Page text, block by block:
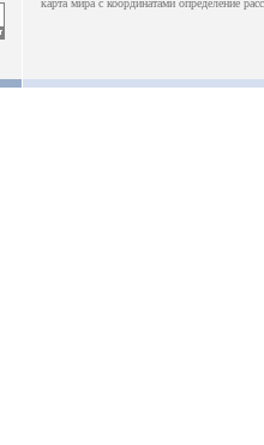
карта мира с координатами определение